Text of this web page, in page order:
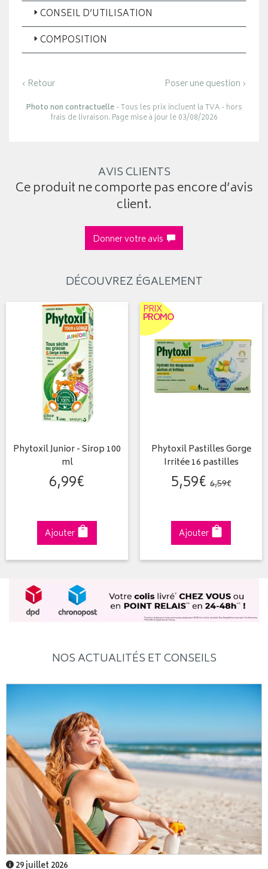
CONSEIL D’UTILISATION
COMPOSITION
‹ Retour Poser une question ›
Photo non contractuelle- Tous les prix incluent la TVA - hors
frais de livraison. Page mise à jour le 03/08/2026
AVIS CLIENTS
Ce produit ne comporte pas encore d’avis
client.
Donner votre avis
DÉCOUVREZ ÉGALEMENT
Phytoxil Junior - Sirop 100
ml
6,99€
Ajouter
PRIX
PROMO
Phytoxil Pastilles Gorge
Irritée 16 pastilles
5,59€ 6,59€
Ajouter
NOS ACTUALITÉS ET CONSEILS
29 juillet 2026